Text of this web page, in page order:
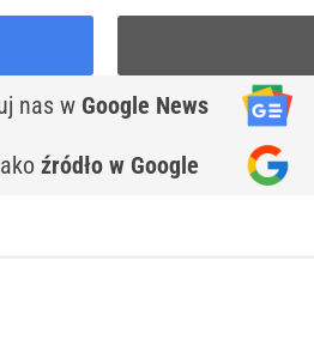
nas w Google News
źródło w Google